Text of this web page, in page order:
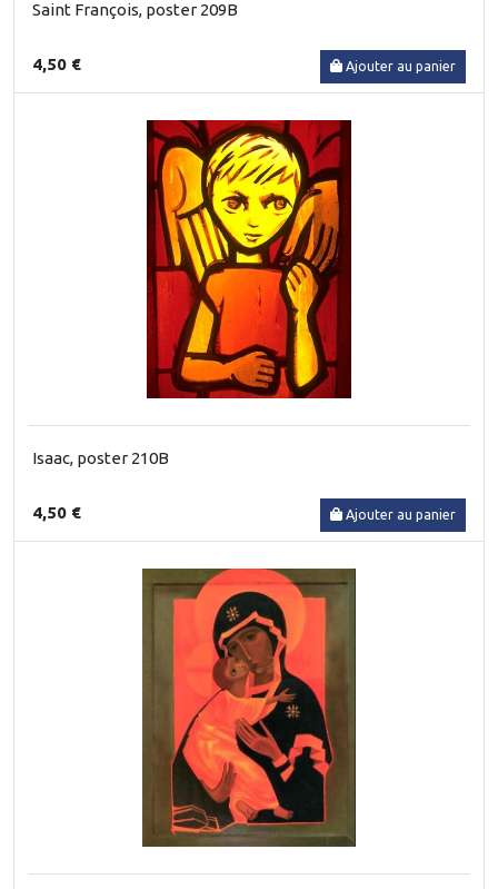
Saint François, poster 209B
4,50 € Ajouter au panier
Isaac, poster 210B
4,50 € Ajouter au panier